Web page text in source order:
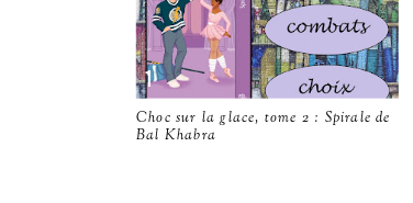
Choc sur la glace, tome 2 : Spirale de
Bal Khabra